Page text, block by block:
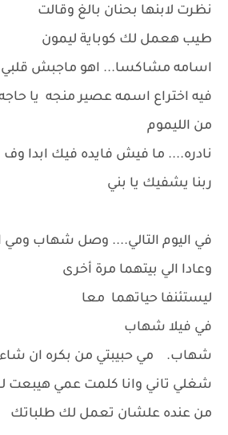
نظرت لابنها بحنان بالغ وقالت
طيب هعمل لك كوباية ليمون
اسامه مشاكسا... اهو ماجبش قلبي
فيه اختراع اسمه عصير منجه يا
من الليموم
نادره.... ما فيش فايده فيك ابدا
ربنا يشفيك يا بني
في اليوم التالي.... وصل شهاب ومي
وعادا الي بيتهما مرة أخرى
ليستئنفا حياتهما معا
في فيلا شهاب
شهاب. مي حبيبتي من بكره ان
شغلي تاني وانا كلمت عمي
من عنده علشان تعمل لك طلباتك